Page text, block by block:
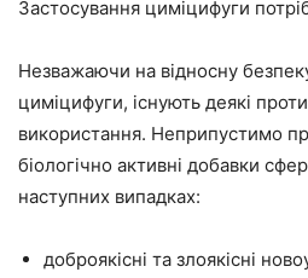
Застосування циміцифуги
Незважаючи на відносну
циміцифуги, існують деякі
використання. Неприпустимо
біологічно активні добавки
наступних випадках:
доброякісні та злоякісні